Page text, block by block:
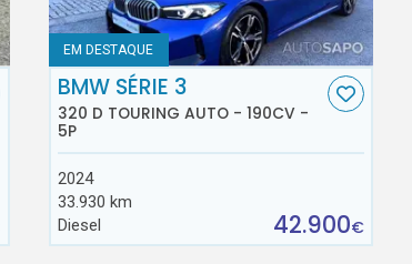
EM DESTAQUE
BMW SÉRIE 3
320 D TOURING AUTO - 190CV -
5P
2024
33.930 km
Diesel
42.900€